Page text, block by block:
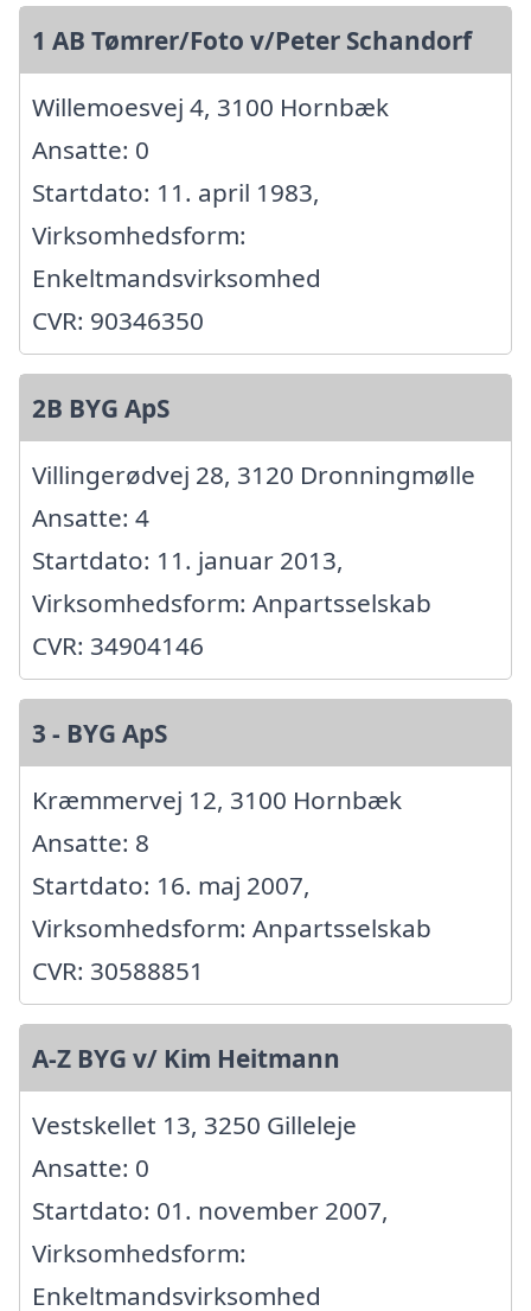
1 AB Tømrer/Foto v/Peter Schandorf
Willemoesvej 4, 3100 Hornbæk
Ansatte: 0
Startdato: 11. april 1983,
Virksomhedsform:
Enkeltmandsvirksomhed
CVR: 90346350
2B BYG ApS
Villingerødvej 28, 3120 Dronningmølle
Ansatte: 4
Startdato: 11. januar 2013,
Virksomhedsform: Anpartsselskab
CVR: 34904146
3 - BYG ApS
Kræmmervej 12, 3100 Hornbæk
Ansatte: 8
Startdato: 16. maj 2007,
Virksomhedsform: Anpartsselskab
CVR: 30588851
A-Z BYG v/ Kim Heitmann
Vestskellet 13, 3250 Gilleleje
Ansatte: 0
Startdato: 01. november 2007,
Virksomhedsform:
Enkeltmandsvirksomhed